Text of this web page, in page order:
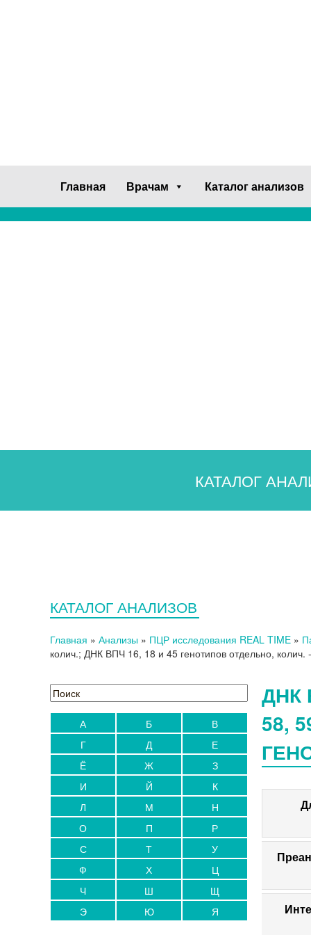
Главная Врачам Каталог анализов
КАТАЛОГ
КАТАЛОГ АНАЛИЗОВ
Главная » Анализы » ПЦР исследования REAL TIME »
колич.; ДНК ВПЧ 16, 18 и 45 генотипов отдельно, колич.
А Б
В
Г
Д
Е
Ё
Ж
З
И
Й
К
Л
М
Н
О
П
Р
С
Т
У
Ф
Х
Ц
Ч
Ш
Щ
Э
Ю Я
ДНК
58,